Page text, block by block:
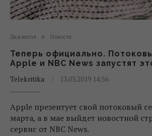
Диджитал Новости
Теперь официально.
Apple и NBC News запустят
Telekritika
13.03.2019 14:56
Apple презентует свой потоковый
марта, а в мае выйдет новостной
сервис от NBC News.